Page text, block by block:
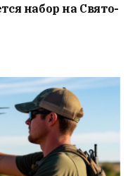
набор на Свято-